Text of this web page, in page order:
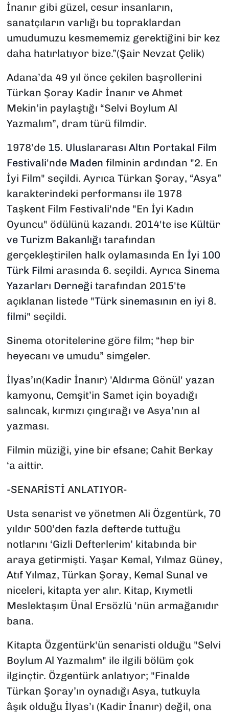
İnanır gibi güzel, cesur insanların,
sanatçıların varlığı bu topraklardan
umudumuzu kesmememiz gerektiğini bir kez
daha hatırlatıyor bize.”(Şair Nevzat Çelik)
Adana’da 49 yıl önce çekilen başrollerini
Türkan Şoray Kadir İnanır ve Ahmet
Mekin’in paylaştığı “Selvi Boylum Al
Yazmalım”, dram türü filmdir.
1978’de 15. Uluslararası Altın Portakal Film
Festivali'nde Maden filminin ardından "2. En
İyi Film" seçildi. Ayrıca Türkan Şoray, “Asya”
karakterindeki performansı ile 1978
Taşkent Film Festivali'nde "En İyi Kadın
Oyuncu" ödülünü kazandı. 2014'te ise Kültür
ve Turizm Bakanlığı tarafından
gerçekleştirilen halk oylamasında En İyi 100
Türk Filmi arasında 6. seçildi. Ayrıca Sinema
Yazarları Derneği tarafından 2015'te
açıklanan listede "Türk sinemasının en iyi 8.
filmi" seçildi.
Sinema otoritelerine göre film; “hep bir
heyecanı ve umudu” simgeler.
İlyas’ın(Kadir İnanır) 'Aldırma Gönül' yazan
kamyonu, Cemşit’in Samet için boyadığı
salıncak, kırmızı çıngırağı ve Asya’nın al
yazması.
Filmin müziği, yine bir efsane; Cahit Berkay
‘a aittir.
-SENARİSTİ ANLATIYOR-
Usta senarist ve yönetmen Ali Özgentürk, 70
yıldır 500’den fazla defterde tuttuğu
notlarını ‘Gizli Defterlerim’ kitabında bir
araya getirmişti. Yaşar Kemal, Yılmaz Güney,
Atıf Yılmaz, Türkan Şoray, Kemal Sunal ve
niceleri, kitapta yer alır. Kitap, Kıymetli
Meslektaşım Ünal Ersözlü 'nün armağanıdır
bana.
Kitapta Özgentürk'ün senaristi olduğu "Selvi
Boylum Al Yazmalım" ile ilgili bölüm çok
ilginçtir. Özgentürk anlatıyor; "Finalde
Türkan Şoray’ın oynadığı Asya, tutkuyla
âşık olduğu İlyas’ı (Kadir İnanır) değil, ona